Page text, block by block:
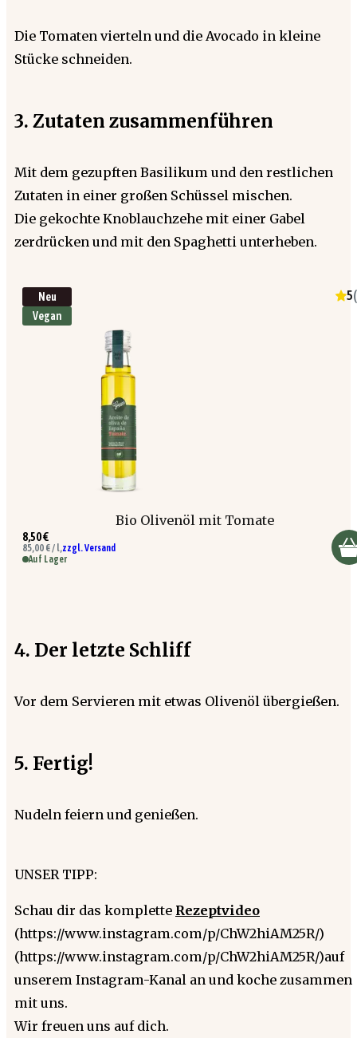
Die Tomaten vierteln und die Avocado in kleine
Stücke schneiden.
3. Zutaten zusammenführen
Mit dem gezupften Basilikum und den restlichen
Zutaten in einer großen Schüssel mischen.
Die gekochte Knoblauchzehe mit einer Gabel
zerdrücken und mit den Spaghetti unterheben.
Neu
Vegan
5(
Bio Olivenöl mit Tomate
8,50 €
85,00 € / l,zzgl. Versand
Auf Lager
4. Der letzte Schliff
Vor dem Servieren mit etwas Olivenöl übergießen.
5. Fertig!
Nudeln feiern und genießen.
UNSER TIPP:
Schau dir das komplette Rezeptvideo
(https://www.instagram.com/p/ChW2hiAM25R/)
(https://www.instagram.com/p/ChW2hiAM25R/)auf
unserem Instagram-Kanal an und koche zusammen
mit uns.
Wir freuen uns auf dich.